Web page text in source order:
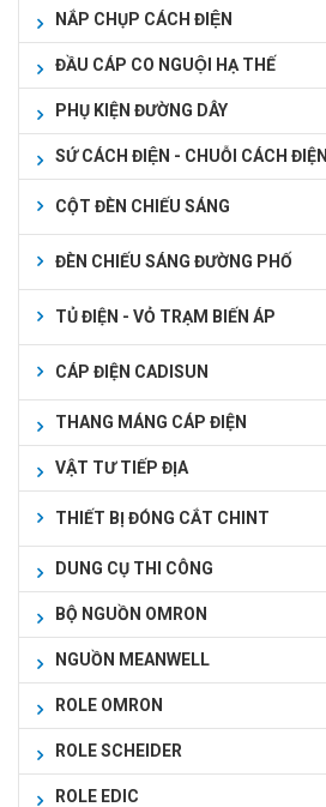
NẮP CHỤP CÁCH ĐIỆN
ĐẦU CÁP CO NGUỘI HẠ THẾ
PHỤ KIỆN ĐƯỜNG DÂY
SỨ CÁCH ĐIỆN - CHUỖI CÁCH ĐIỆN
CỘT ĐÈN CHIẾU SÁNG
ĐÈN CHIẾU SÁNG ĐƯỜNG PHỐ
TỦ ĐIỆN - VỎ TRẠM BIẾN ÁP
CÁP ĐIỆN CADISUN
THANG MÁNG CÁP ĐIỆN
VẬT TƯ TIẾP ĐỊA
THIẾT BỊ ĐÓNG CẮT CHINT
DUNG CỤ THI CÔNG
BỘ NGUỒN OMRON
NGUỒN MEANWELL
ROLE OMRON
ROLE SCHEIDER
ROLE EDIC